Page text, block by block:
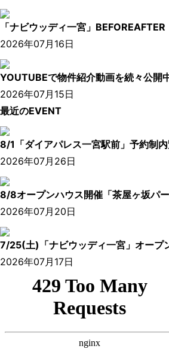
「ナビウッディ一宮」BEFOREAFTER
2026年07月16日
YOUTUBEで物件紹介動画を続々公開
2026年07月15日
最近のEVENT
8/1「ダイアパレス一宮駅前」予約制
2026年07月26日
8/8オープンハウス開催「茶屋ヶ坂パー
2026年07月20日
7/25(土)「ナビウッディ一宮」オープ
2026年07月17日